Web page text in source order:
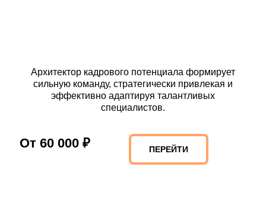
Архитектор кадрового потенциала формирует
сильную команду, стратегически привлекая и
эффективно адаптируя талантливых
специалистов.
От 60 000 ₽ ПЕРЕЙТИ